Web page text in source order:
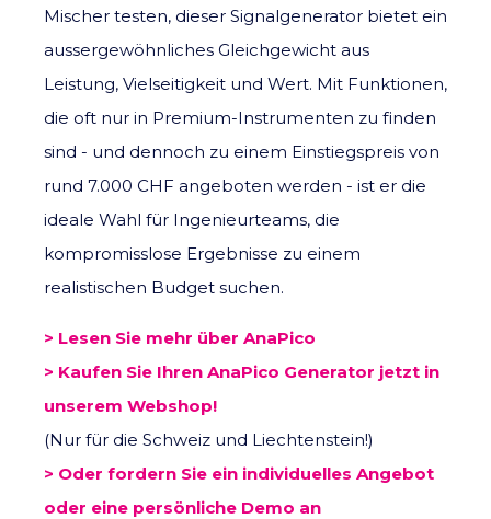
Mischer testen, dieser Signalgenerator bietet ein
aussergewöhnliches Gleichgewicht aus
Leistung, Vielseitigkeit und Wert. Mit Funktionen,
die oft nur in Premium-Instrumenten zu finden
sind - und dennoch zu einem Einstiegspreis von
rund 7.000 CHF angeboten werden - ist er die
ideale Wahl für Ingenieurteams, die
kompromisslose Ergebnisse zu einem
realistischen Budget suchen.
> Lesen Sie mehr über AnaPico
> Kaufen Sie Ihren AnaPico Generator jetzt in
unserem Webshop!
(Nur für die Schweiz und Liechtenstein!)
> Oder fordern Sie ein individuelles Angebot
oder eine persönliche Demo an